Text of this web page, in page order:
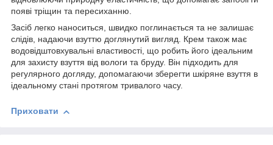
появі тріщин та пересиханню.
Засіб легко наноситься, швидко поглинається та не залишає
слідів, надаючи взуттю доглянутий вигляд. Крем також має
водовідштовхувальні властивості, що робить його ідеальним
для захисту взуття від вологи та бруду. Він підходить для
регулярного догляду, допомагаючи зберегти шкіряне взуття в
ідеальному стані протягом тривалого часу.
Приховати